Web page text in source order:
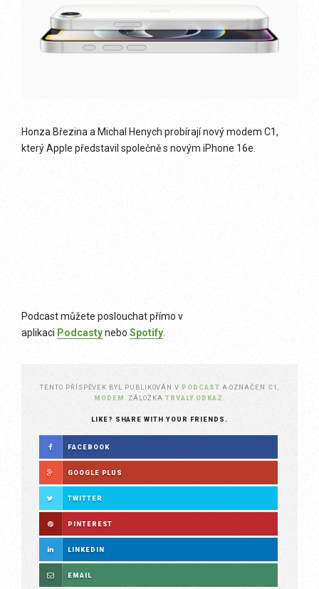
Honza Březina a Michal Henych probírají nový modem C1,
který Apple představil společně s novým iPhone 16e.
Podcast můžete poslouchat přímo v
aplikaci Podcastynebo Spotify
TENTO PŘÍSPĚVEK BYL PUBLIKOVÁN V PODCAST A OZNAČEN C1
MODEM
. ZÁLOŽKA TRVALÝ ODKAZ
LIKE? SHARE WITH YOUR FRIENDS.
FACEBOOK
GOOGLE PLUS
TWITTER
PINTEREST
LINKEDIN
EMAIL